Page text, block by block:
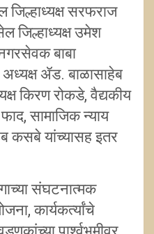
सरफराज
जिल्हाध्यक्ष उमेश
बाबा
ॲड. बाळासाहेब
किरण रोकडे, वैद्यकीय
सामाजिक न्याय
कसबे यांच्यासह इतर
संघटनात्मक
कार्यकर्त्यांचे